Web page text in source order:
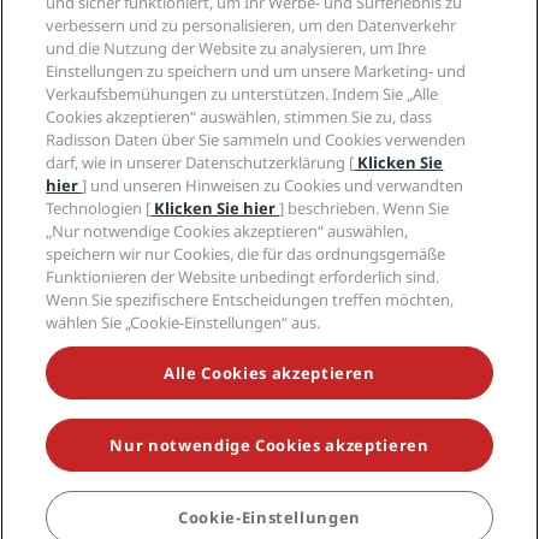
BUCHEN
Familienfreundliche Hotels
Gesundheit & Sicherheit
Karriere RHG
Karriere PPHE
Karrieren EHL
The Club by RHG
Entwicklungsmöglichkeiten
Responsible Business – Unser Engagement
Einkauf
Privacy Centre
Rechtliche Hinweise
Radisson Rewards Geschäftsbedingungen
Website-Nutzungsvereinbarung
Digitale Barrierefreiheit
Moderne Sklaverei – Erklärung
Hilfe
Verbrauchermeldungen
Kontakt
FAQ
Inhaltsübersicht
Soziale Medien
Marken von Radisson Hotels
VERPASSEN SIE NIEMALS UNSERE BELIEBTESTEN
ANGEBOTE
© 2026 Radisson Hotel Group.Alle Rechte vorbehalten. RHG Radisson
Hotel Group, Radisson, Radisson RED, Radisson Blu, Radisson Collection,
Radisson Individuals, Park Plaza, Park Inn, Country Inn & Suites, Prize by
Radisson, Radisson Rewards und Radisson Meetings sind Warenzeichen
der Radisson Hotel Group.
verbessern und zu personalisieren, um den Datenverkehr
und die Nutzung der Website zu analysieren, um Ihre
Einstellungen zu speichern und um unsere Marketing- und
Verkaufsbemühungen zu unterstützen. Indem Sie „Alle
Cookies akzeptieren“ auswählen, stimmen Sie zu, dass
Radisson Daten über Sie sammeln und Cookies verwenden
darf, wie in unserer Datenschutzerklärung [ Klicken Sie
hier] und unseren Hinweisen zu Cookies und verwandten
Technologien [ Klicken Sie hier] beschrieben. Wenn Sie
„Nur notwendige Cookies akzeptieren“ auswählen,
speichern wir nur Cookies, die für das ordnungsgemäße
Funktionieren der Website unbedingt erforderlich sind.
Wenn Sie spezifischere Entscheidungen treffen möchten,
wählen Sie „Cookie-Einstellungen“ aus.
Alle Cookies akzeptieren
Nur notwendige Cookies akzeptieren
Cookie-Einstellungen